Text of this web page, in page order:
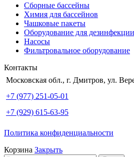
Сборные бассейны
Химия для бассейнов
Чашковые пакеты
Оборудование для
Насосы
Фильтровальное оборудование
Контакты
Московская обл., г. Дмитров, ул.
+7 (977) 251-05-01
+7 (929) 615-63-95
Политика конфиденциальности
Корзина Закрыть